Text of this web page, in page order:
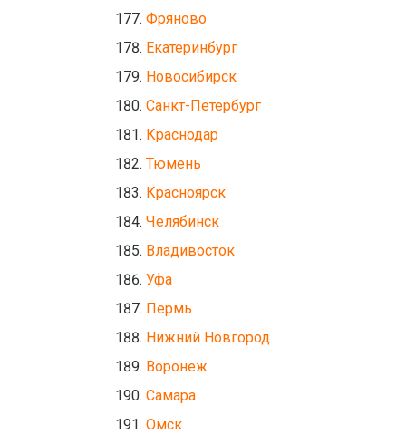
Фряново
Екатеринбург
Новосибирск
Санкт-Петербург
Краснодар
Тюмень
Красноярск
Челябинск
Владивосток
Уфа
Пермь
Нижний Новгород
Воронеж
Самара
Омск